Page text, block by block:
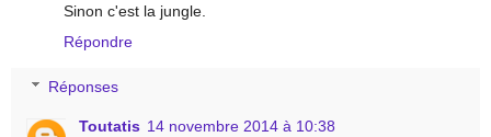
Sinon c'est la jungle.
Répondre
Réponses
Toutatis 14 novembre 2014 à 10:38